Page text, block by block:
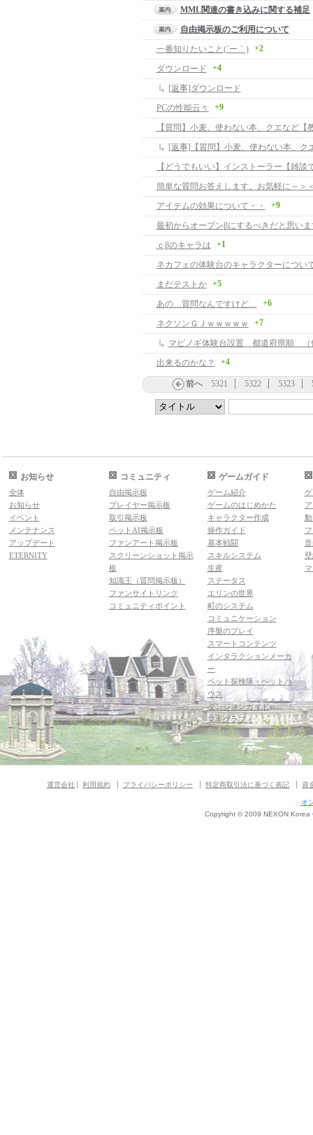
MML関連の書き込みに関する補足
自由掲示板のご利用について
一番知りたいこと(´ー｀)
+2
ダウンロード +4
[返事]ダウンロード
PCの性能云々
+9
【質問】小麦、使わない本、クエなど【
【どうでもいい】インストーラー【雑談
簡単な質問お答えします。お気軽に～＞
アイテムの効果について・・
+9
最初からオープンβにするべきだと思いま
ｃβのキャラは
+1
ネカフェの体験台のキャラクターについ
まだテストか
+5
あの…質問なんですけど… +6
ネクソンＧＪｗｗｗｗｗ +7
マビノギ体験台設置 都道府県順 （
出来るのかな？
+4
前へ 5321 5322 5323
お知らせ
全体
お知らせ
イベント
メンテナンス
アップデート
ETERNITY
コミュニティ
自由掲示板
プレイヤー掲示板
取引掲示板
ペットAI掲示板
ファンアート掲示板
スクリーンショット掲示
板
知識王（質問掲示板）
ファンサイトリンク
コミュニティポイント
ゲームガイド
ゲーム紹介
ゲームのはじめかた
キャラクター作成
操作ガイド
基本戦闘
スキルシステム
生産
ステータス
エリンの世界
町のシステム
コミュニケーション
序盤のプレイ
スマートコンテンツ
インタラクションメーカ
ー
ペット探検隊・ペットハ
ウス
ダンジョンガイド
マギグラフィ
運営会社 利用規約 プライバシーポリシー 特定商取引法に基づく表記 資
オ
Copyright © 2009 NEXON Korea